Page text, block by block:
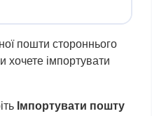
пошти стороннього
хочете імпортувати
Імпортувати пошту